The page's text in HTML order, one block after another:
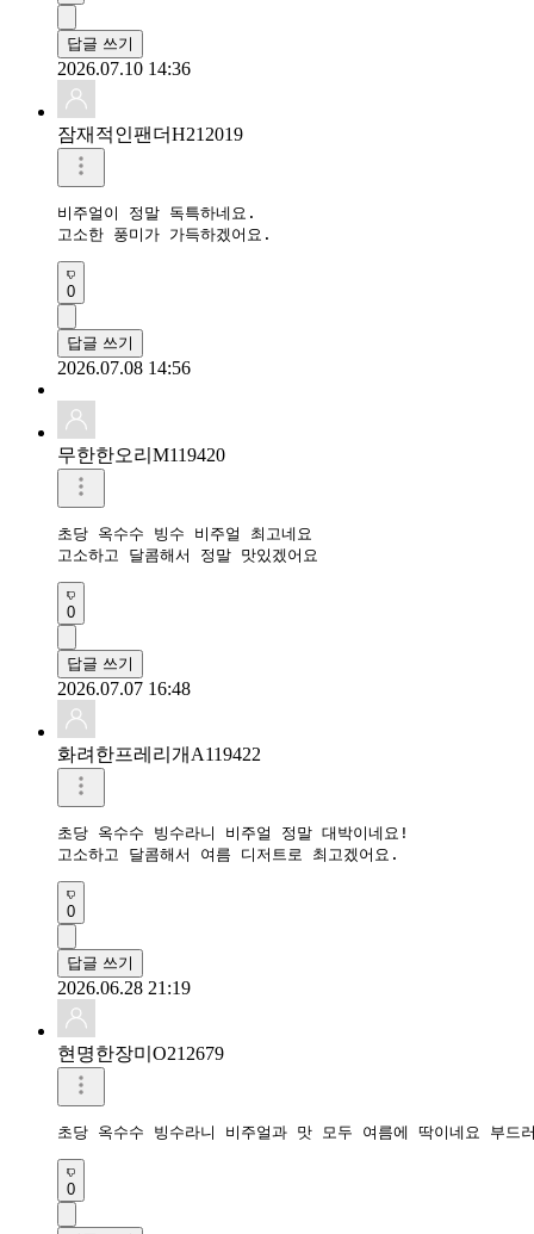
답글 쓰기
2026.07.10 14:36
잠재적인팬더H212019
비주얼이 정말 독특하네요.
고소한 풍미가 가득하겠어요.
0
답글 쓰기
2026.07.08 14:56
무한한오리M119420
초당 옥수수 빙수 비주얼 최고네요
고소하고 달콤해서 정말 맛있겠어요
0
답글 쓰기
2026.07.07 16:48
화려한프레리개A119422
초당 옥수수 빙수라니 비주얼 정말 대박이네요!
고소하고 달콤해서 여름 디저트로 최고겠어요.
0
답글 쓰기
2026.06.28 21:19
현명한장미O212679
0